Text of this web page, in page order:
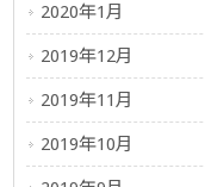
2020年1月
2019年12月
2019年11月
2019年10月